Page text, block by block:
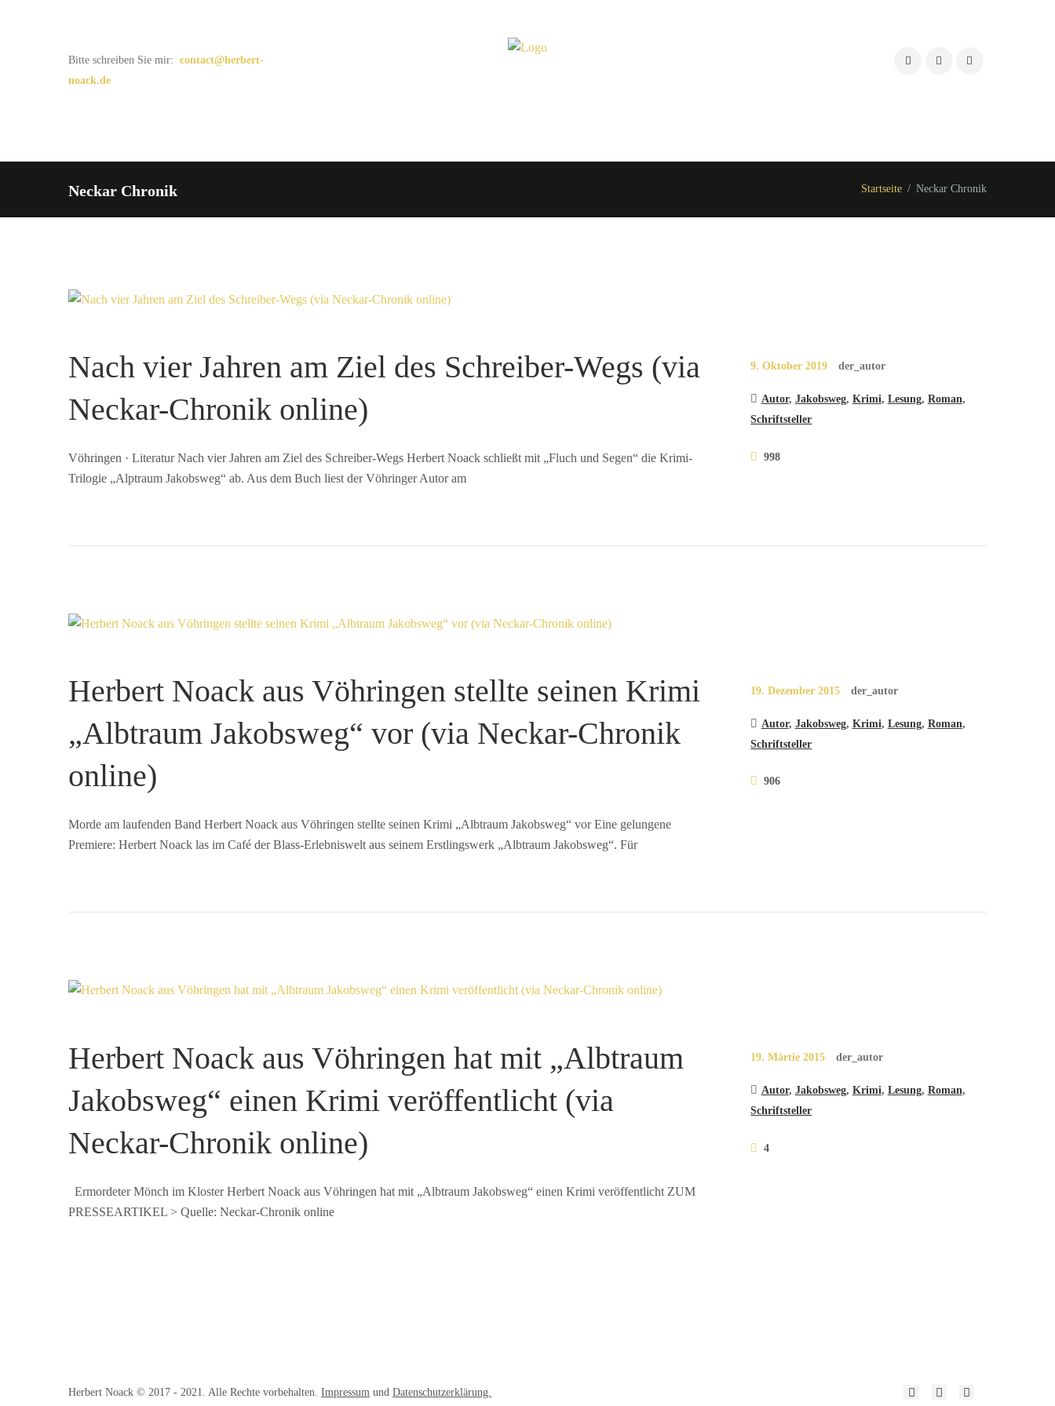
Bitte schreiben Sie mir: contact@herbert-
noack.de
Neckar Chronik Startseite Neckar Chronik
Nach vier Jahren am Ziel des Schreiber-Wegs (via
Neckar-Chronik online)
Vöhringen · Literatur Nach vier Jahren am Ziel des Schreiber-Wegs Herbert Noack schließt mit „Fluch und Segen“ die Krimi-
Trilogie „Alptraum Jakobsweg“ ab. Aus dem Buch liest der Vöhringer Autor am
9. Oktober 2019 der_autor
Autor, Jakobsweg, Krimi, Lesung, Roman,
Schriftsteller
998
Herbert Noack aus Vöhringen stellte seinen Krimi
„Albtraum Jakobsweg“ vor (via Neckar-Chronik
online)
Morde am laufenden Band Herbert Noack aus Vöhringen stellte seinen Krimi „Albtraum Jakobsweg“ vor Eine gelungene
Premiere: Herbert Noack las im Café der Blass-Erlebniswelt aus seinem Erstlingswerk „Albtraum Jakobsweg“. Für
19. Dezember 2015 der_autor
Autor, Jakobsweg, Krimi, Lesung, Roman,
Schriftsteller
906
Herbert Noack aus Vöhringen hat mit „Albtraum
Jakobsweg“ einen Krimi veröffentlicht (via
Neckar-Chronik online)
Ermordeter Mönch im Kloster Herbert Noack aus Vöhringen hat mit „Albtraum Jakobsweg“ einen Krimi veröffentlicht ZUM
PRESSEARTIKEL > Quelle: Neckar-Chronik online
19. Märtie 2015 der_autor
Autor, Jakobsweg, Krimi, Lesung, Roman,
Schriftsteller
4
Herbert Noack © 2017 - 2021. Alle Rechte vorbehalten. Impressum und Datenschutzerklärung.